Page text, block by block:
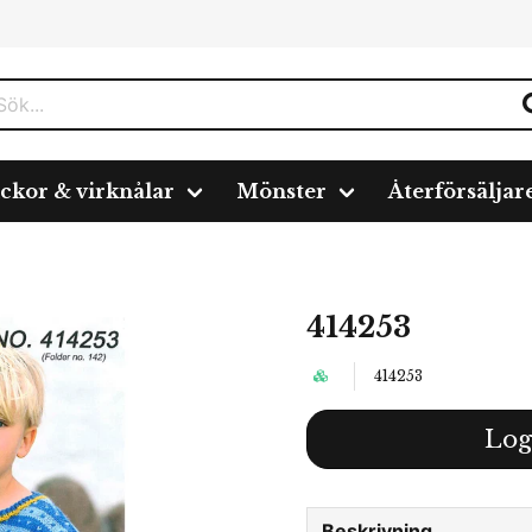
& virknålar Mönster
414253
414253